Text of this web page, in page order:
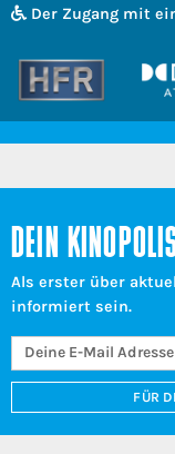
Der Zugang mit
DEIN
Als erster über
informiert sein.
FÜR